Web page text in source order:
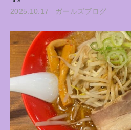
2025.10.17 ガールズブログ